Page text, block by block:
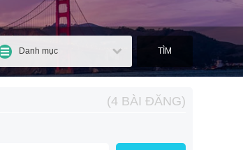
Danh mục TÌM
(4 BÀI ĐĂNG)